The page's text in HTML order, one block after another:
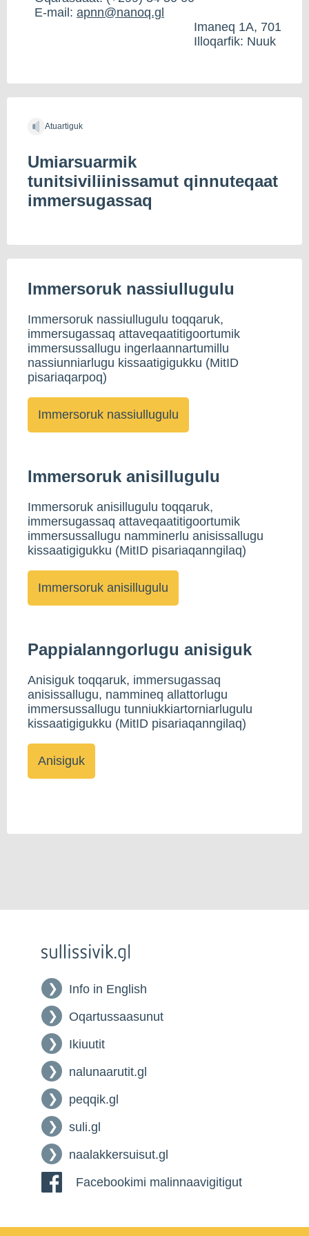
E-mail: apnn@nanoq.gl
Imaneq 1A, 701
Illoqarfik: Nuuk
Atuartiguk
Umiarsuarmik
tunitsiviliinissamut qinnuteqaat
immersugassaq
Immersoruk nassiullugulu
Immersoruk nassiullugulu toqqaruk,
immersugassaq attaveqaatitigoortumik
immersussallugu ingerlaannartumillu
nassiunniarlugu kissaatigigukku (MitID
pisariaqarpoq)
Immersoruk anisillugulu
Immersoruk anisillugulu toqqaruk,
immersugassaq attaveqaatitigoortumik
immersussallugu namminerlu anisissallugu
kissaatigigukku (MitID pisariaqanngilaq)
Pappialanngorlugu anisiguk
Anisiguk toqqaruk, immersugassaq
anisissallugu, nammineq allattorlugu
immersussallugu tunniukkiartorniarlugulu
kissaatigigukku (MitID pisariaqanngilaq)
Info in English
Oqartussaasunut
Ikiuutit
nalunaarutit.gl
peqqik.gl
suli.gl
naalakkersuisut.gl
Facebookimi malinnaavigitigut